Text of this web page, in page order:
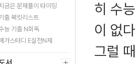
금은 문제풀이 타이밍
출 북킷리스트
능 기출 N회독
가스터디 E실전N제
히 수
이 없
그럴